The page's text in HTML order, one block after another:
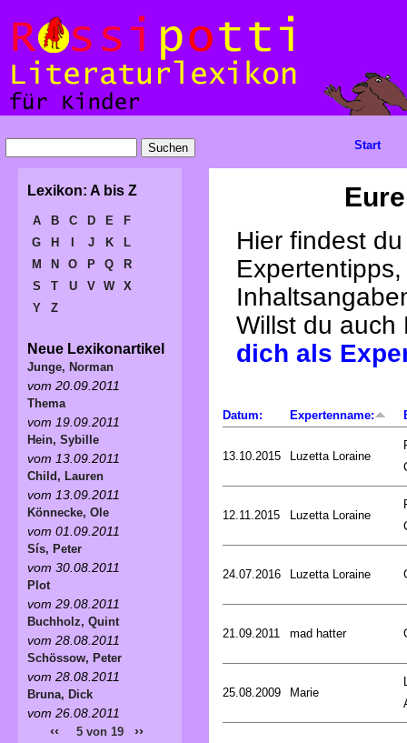
Hier findest
Willst du
dich als
Datum: Expertenname:
13.10.2015 Luzetta Loraine
12.11.2015 Luzetta Loraine
24.07.2016 Luzetta Loraine
21.09.2011 mad hatter
25.08.2009 Marie
Start
Lexikon: A bis Z
A B C D E
F
G
H J K
L
M
N O P Q
R
S
T U V W
X
Y
Z
Neue Lexikonartikel
Junge, Norman
vom 20.09.2011
Thema
vom 19.09.2011
Hein, Sybille
vom 13.09.2011
Child, Lauren
vom 13.09.2011
Könnecke, Ole
vom 01.09.2011
Sís, Peter
vom 30.08.2011
Plot
vom 29.08.2011
Buchholz, Quint
vom 28.08.2011
Schössow, Peter
vom 28.08.2011
Bruna, Dick
vom 26.08.2011
‹‹ 5 von 19 ››